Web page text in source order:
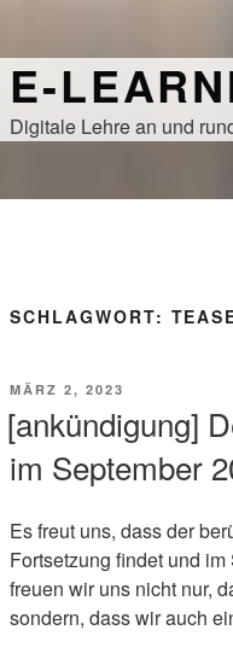
E-
Digitale Lehre an und
SCHLAGWORT:
VERÖFFENTLICHT
MÄRZ 2, 2023
[ankündigung]
im September
Es freut uns, dass der
Fortsetzung findet und
freuen wir uns nicht nur,
sondern, dass wir auch